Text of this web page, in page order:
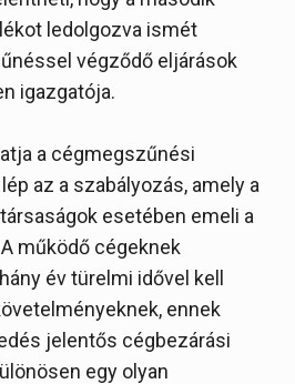
ledolgozva ismét
végződő eljárások
igazgatója.
a cégmegszűnési
az a szabályozás, amely a
esetében emeli a
működő cégeknek
év türelmi idővel kell
ennek
jelentős cégbezárási
egy olyan